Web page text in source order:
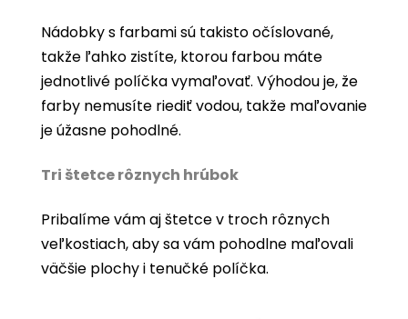
Nádobky s farbami sú takisto očíslované,
takže ľahko zistíte, ktorou farbou máte
jednotlivé políčka vymaľovať. Výhodou je, že
farby nemusíte riediť vodou, takže maľovanie
je úžasne pohodlné.
Tri štetce rôznych hrúbok
Pribalíme vám aj štetce v troch rôznych
veľkostiach, aby sa vám pohodlne maľovali
väčšie plochy i tenučké políčka.